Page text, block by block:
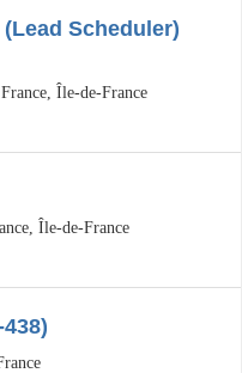
Scheduler)
France Île-de-France
Île-de-France